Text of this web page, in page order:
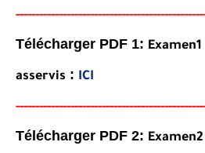
-------------------------
Télécharger PDF 1: Examen1
asservis : ICI
-------------------------
Télécharger PDF 2: Examen2